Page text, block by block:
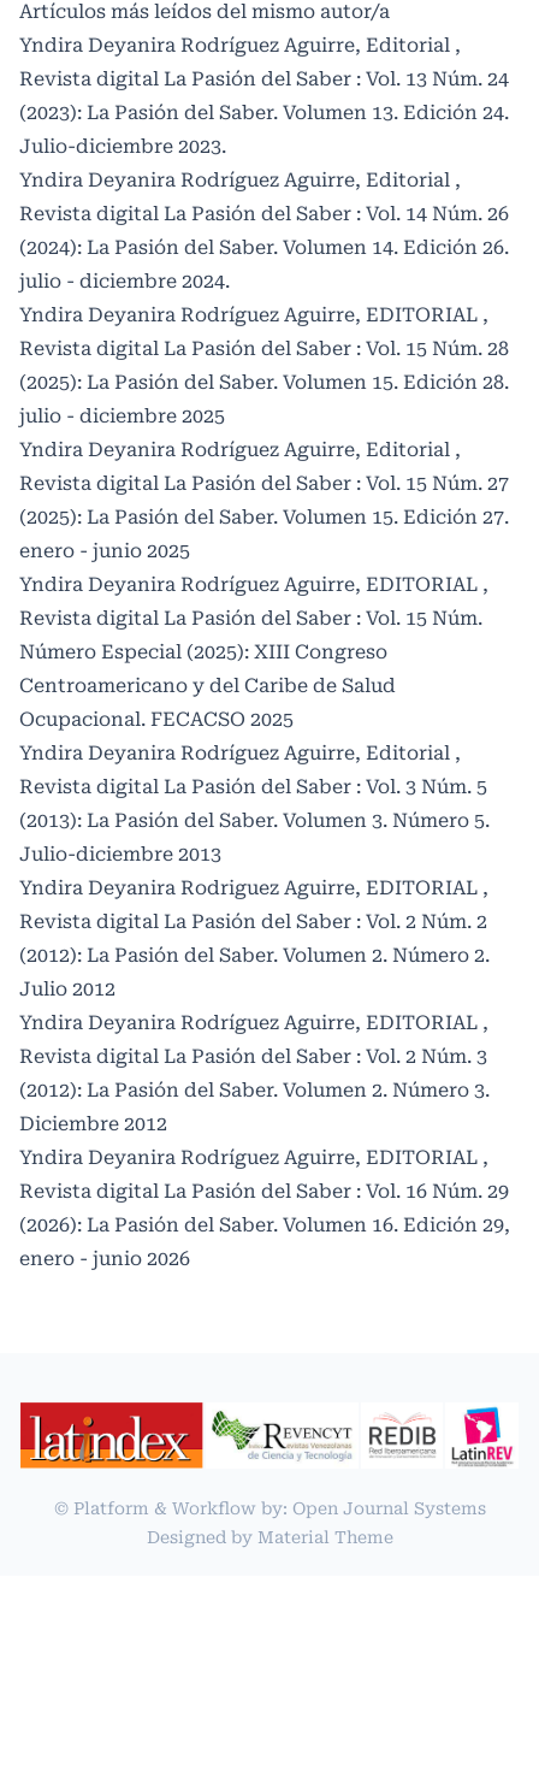
Artículos más leídos del mismo autor/a
Yndira Deyanira Rodríguez Aguirre, Editorial ,
Revista digital La Pasión del Saber : Vol. 13 Núm. 24
(2023): La Pasión del Saber. Volumen 13. Edición 24.
Julio-diciembre 2023.
Yndira Deyanira Rodríguez Aguirre, Editorial ,
Revista digital La Pasión del Saber : Vol. 14 Núm. 26
(2024): La Pasión del Saber. Volumen 14. Edición 26.
julio - diciembre 2024.
Yndira Deyanira Rodríguez Aguirre, EDITORIAL ,
Revista digital La Pasión del Saber : Vol. 15 Núm. 28
(2025): La Pasión del Saber. Volumen 15. Edición 28.
julio - diciembre 2025
Yndira Deyanira Rodríguez Aguirre, Editorial ,
Revista digital La Pasión del Saber : Vol. 15 Núm. 27
(2025): La Pasión del Saber. Volumen 15. Edición 27.
enero - junio 2025
Yndira Deyanira Rodríguez Aguirre, EDITORIAL ,
Revista digital La Pasión del Saber : Vol. 15 Núm.
Número Especial (2025): XIII Congreso
Centroamericano y del Caribe de Salud
Ocupacional. FECACSO 2025
Yndira Deyanira Rodríguez Aguirre, Editorial ,
Revista digital La Pasión del Saber : Vol. 3 Núm. 5
(2013): La Pasión del Saber. Volumen 3. Número 5.
Julio-diciembre 2013
Yndira Deyanira Rodriguez Aguirre, EDITORIAL ,
Revista digital La Pasión del Saber : Vol. 2 Núm. 2
(2012): La Pasión del Saber. Volumen 2. Número 2.
Julio 2012
Yndira Deyanira Rodríguez Aguirre, EDITORIAL ,
Revista digital La Pasión del Saber : Vol. 2 Núm. 3
(2012): La Pasión del Saber. Volumen 2. Número 3.
Diciembre 2012
Yndira Deyanira Rodríguez Aguirre, EDITORIAL ,
Revista digital La Pasión del Saber : Vol. 16 Núm. 29
(2026): La Pasión del Saber. Volumen 16. Edición 29,
enero - junio 2026
© Platform & Workflow by: Open Journal Systems
Designed by Material Theme